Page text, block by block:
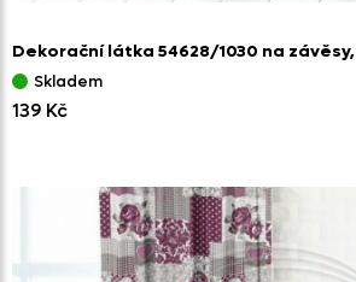
Dekorační látka 54628/1030 na závěsy,
Skladem
139 Kč